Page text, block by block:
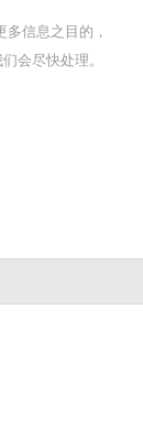
信息之目的，
会尽快处理。